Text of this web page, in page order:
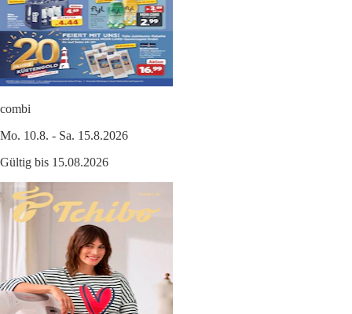
combi
Mo. 10.8. - Sa. 15.8.2026
Gültig bis 15.08.2026